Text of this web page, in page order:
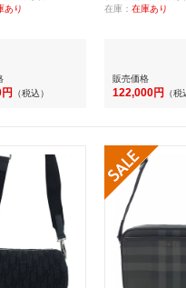
あり
（税込）
在庫： 在庫あり
販売価格
122,000円 （税